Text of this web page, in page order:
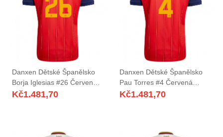
Danxen Dětské Španělsko
Borja Iglesias #26 Červená
Námořnická Žlutá Domů
Kč1.481,70
Danxen Dětské Španělsko
Pau Torres #4 Červená
Námořnická Žlutá Domů
Kč1.481,70